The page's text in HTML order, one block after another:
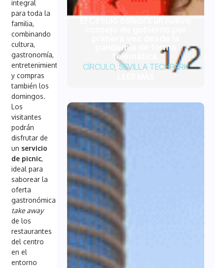
integral
para toda la
familia,
combinando
cultura,
gastronomía,
entretenimiento
y compras
también los
domingos.
Los
visitantes
podrán
disfrutar de
un servicio
de picnic,
ideal para
saborear la
oferta
gastronómica
take away
de los
restaurantes
del centro
en el
entorno
pandemia de forma
telemática.
CÍRCULO, SEVILLA TECHPARK